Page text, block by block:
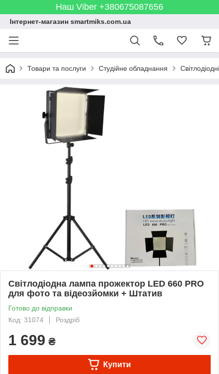
Наш Viber +380675087656
Інтернет-магазин smartmiks.com.ua
Товари та послуги Студійне обладнання
Світлодіодна лампа прожектор LED 660 PRO
для фото та відеозйомки + Штатив
Готово до відправки
Код: 31074
Роздріб
1 699 ₴
Купити